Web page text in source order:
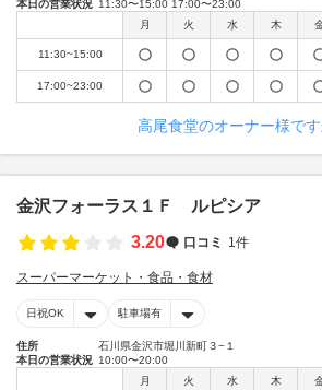
本日の営業状況 11:30〜15:00 17:00〜23:00
月
火 水 木
11:30~15:00
17:00~23:00
高尾食堂のオーナー様です
金沢フォーラス１Ｆ ルピシア
3.20
口コミ 1件
スーパーマーケット・食品・食材
日祝OK 駐車場有
住所
石川県金沢市堀川新町３−１
本日の営業状況 10:00〜20:00
月
火 水 木